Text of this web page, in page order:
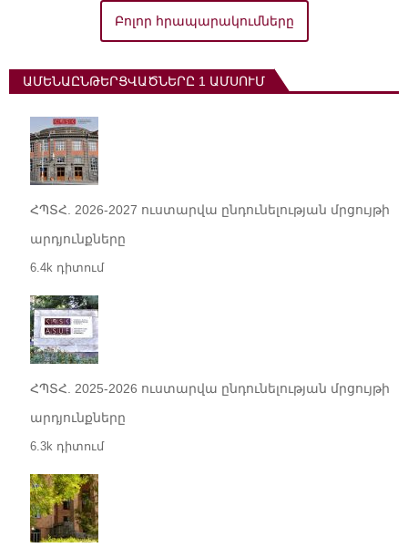
Բոլոր հրապարակումները
ԱՄԵՆԱԸՆԹԵՐՑՎԱԾՆԵՐԸ 1 ԱՄՍՈՒՄ
ՀՊՏՀ. 2026-2027 ուստարվա ընդունելության մրցույթի
արդյունքները
6.4k դիտում
ՀՊՏՀ. 2025-2026 ուստարվա ընդունելության մրցույթի
արդյունքները
6.3k դիտում